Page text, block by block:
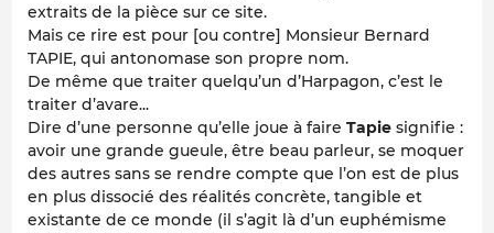
extraits de la pièce sur ce site.
Mais ce rire est pour [ou contre] Monsieur Bernard
TAPIE, qui antonomase son propre nom.
De même que traiter quelqu’un d’Harpagon, c’est le
traiter d’avare...
Dire d’une personne qu’elle joue à faire Tapie signifie :
avoir une grande gueule, être beau parleur, se moquer
des autres sans se rendre compte que l’on est de plus
en plus dissocié des réalités concrète, tangible et
existante de ce monde (il s’agit là d’un euphémisme